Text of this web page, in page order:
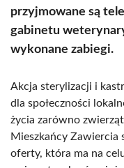
przyjmowane są
gabinetu
wykonane zabiegi.
Akcja sterylizacji i
dla społeczności
życia zarówno
Mieszkańcy Zawiercia
oferty, która ma na